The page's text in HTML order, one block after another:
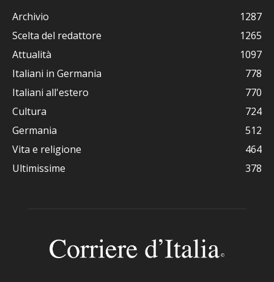
Archivio
1287
Scelta del redattore
1265
Attualità
1097
Italiani in Germania
778
Italiani all'estero
770
Cultura
724
Germania
512
Vita e religione
464
Ultimissime
378